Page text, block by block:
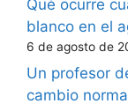
Qué ocurre
blanco en el
6 de agosto de
Un profesor
cambio